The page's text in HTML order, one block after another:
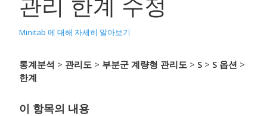
Minitab 에 대해 자세히 알아보기
통계분석 > 관리도 > 부분군 계량형 관리도 > S > S 옵션 >
한계
이 항목의 내용